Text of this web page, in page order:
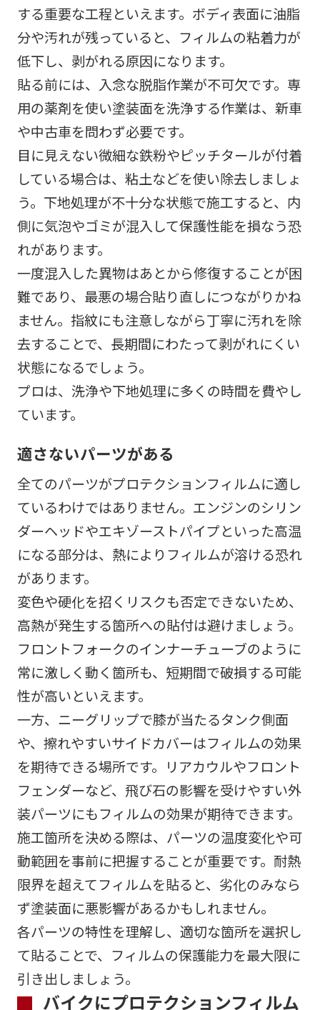
する重要な工程といえます。ボディ表面に油脂
分や汚れが残っていると、フィルムの粘着力が
低下し、剥がれる原因になります。
貼る前には、入念な脱脂作業が不可欠です。専
用の薬剤を使い塗装面を洗浄する作業は、新車
や中古車を問わず必要です。
目に見えない微細な鉄粉やピッチタールが付着
している場合は、粘土などを使い除去しましょ
う。下地処理が不十分な状態で施工すると、内
側に気泡やゴミが混入して保護性能を損なう恐
れがあります。
一度混入した異物はあとから修復することが困
難であり、最悪の場合貼り直しにつながりかね
ません。指紋にも注意しながら丁寧に汚れを除
去することで、長期間にわたって剥がれにくい
状態になるでしょう。
プロは、洗浄や下地処理に多くの時間を費やし
ています。
適さないパーツがある
全てのパーツがプロテクションフィルムに適し
ているわけではありません。エンジンのシリン
ダーヘッドやエキゾーストパイプといった高温
になる部分は、熱によりフィルムが溶ける恐れ
があります。
変色や硬化を招くリスクも否定できないため、
高熱が発生する箇所への貼付は避けましょう。
フロントフォークのインナーチューブのように
常に激しく動く箇所も、短期間で破損する可能
性が高いといえます。
一方、ニーグリップで膝が当たるタンク側面
や、擦れやすいサイドカバーはフィルムの効果
を期待できる場所です。リアカウルやフロント
フェンダーなど、飛び石の影響を受けやすい外
装パーツにもフィルムの効果が期待できます。
施工箇所を決める際は、パーツの温度変化や可
動範囲を事前に把握することが重要です。耐熱
限界を超えてフィルムを貼ると、劣化のみなら
ず塗装面に悪影響があるかもしれません。
各パーツの特性を理解し、適切な箇所を選択し
て貼ることで、フィルムの保護能力を最大限に
引き出しましょう。
バイクにプロテクションフィルム